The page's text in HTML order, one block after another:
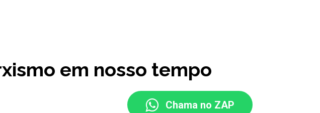
em nosso tempo
Chama no ZAP